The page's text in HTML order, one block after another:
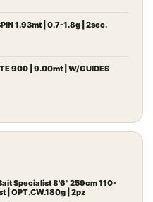
1.93mt | 0.7-1.8g | 2sec.
900 | 9.00mt | W/GUIDES
Specialist 8'6" 259cm 110-
| OPT.CW.180g | 2pz